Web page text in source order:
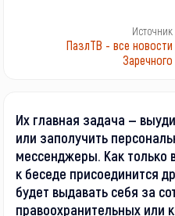
Источник
ПазлТВ - все новости
Заречного
Их главная задача —
или заполучить
мессенджеры. Как только
к беседе присоединится
будет выдавать себя за
правоохранительных или